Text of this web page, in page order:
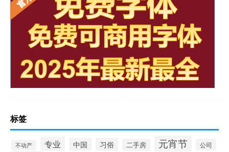
标签
不动产 专业 中国 习俗 二手房 元宵节 公司